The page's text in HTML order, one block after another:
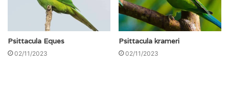
Psittacula Eques
02/11/2023
Psittacula krameri
02/11/2023